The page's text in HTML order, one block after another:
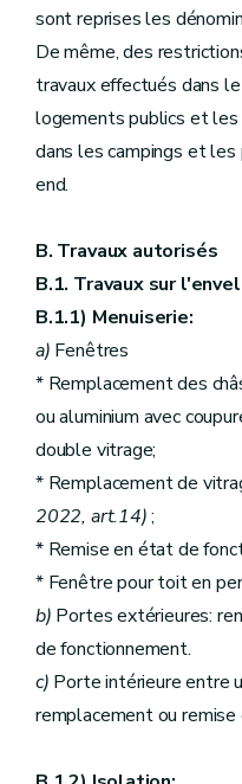
sont reprises les
De même, des
travaux effectués dans
logements publics et
dans les campings et
end.
B. Travaux autorisés
B.1. Travaux sur
B.1.1) Menuiserie:
a) Fenêtres
* Remplacement des
ou aluminium avec
double vitrage;
* Remplacement de
2022, art.14);
* Remise en état de
* Fenêtre pour toit en
b) Portes extérieures:
de fonctionnement.
c) Porte intérieure entre
remplacement ou